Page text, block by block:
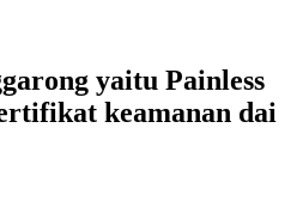
yaitu Painless
keamanan dai